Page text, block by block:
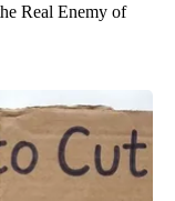
Real Enemy of